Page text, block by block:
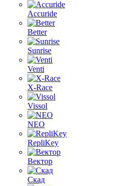
Accuride
Better
Sunrise
Venti
X-Race
Vissol
NEO
RepliKey
Вектор
Скад